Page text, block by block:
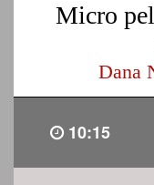
Micro
Dana
10:15